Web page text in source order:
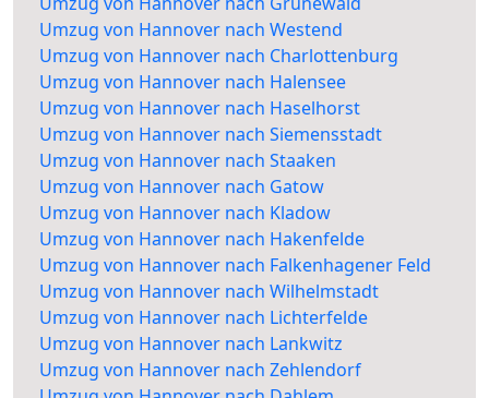
Umzug von Hannover nach Westend
Umzug von Hannover nach Charlottenburg
Umzug von Hannover nach Halensee
Umzug von Hannover nach Haselhorst
Umzug von Hannover nach Siemensstadt
Umzug von Hannover nach Staaken
Umzug von Hannover nach Gatow
Umzug von Hannover nach Kladow
Umzug von Hannover nach Hakenfelde
Umzug von Hannover nach Falkenhagener Feld
Umzug von Hannover nach Wilhelmstadt
Umzug von Hannover nach Lichterfelde
Umzug von Hannover nach Lankwitz
Umzug von Hannover nach Zehlendorf